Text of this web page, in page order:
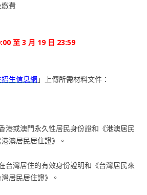
費
至 3 月 19 日 23:59
生信息網」上傳所需材料文件：
港或澳門永久性居民身份證和《港澳居民
澳居民居住證》。
台灣居住的有效身份證明和《台灣居民來
居民居住證》。